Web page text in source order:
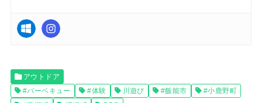
アウトドア
#バーベキュー
#体験 川遊び #飯能市
#小鹿野町